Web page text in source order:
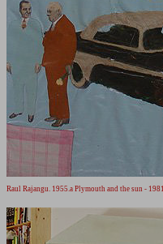
Raul Rajangu. 1955.a Plymouth and the sun - 1981